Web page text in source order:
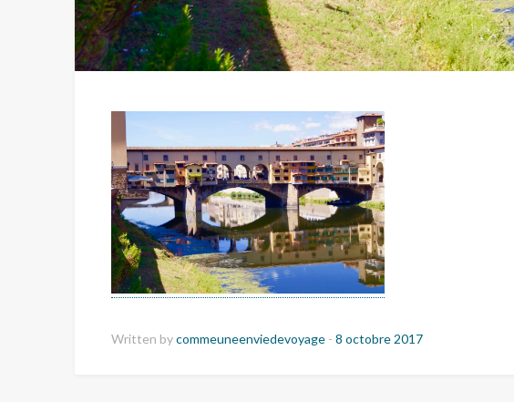
Written bycommeuneenviedevoyage - 8 octobre 2017